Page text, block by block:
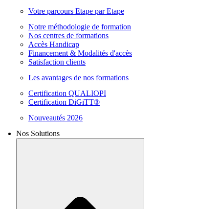
Votre parcours Etape par Etape
Notre méthodologie de formation
Nos centres de formations
Accès Handicap
Financement & Modalités d'accès
Satisfaction clients
Les avantages de nos formations
Certification QUALIOPI
Certification DiGiTT®
Nouveautés 2026
Nos Solutions